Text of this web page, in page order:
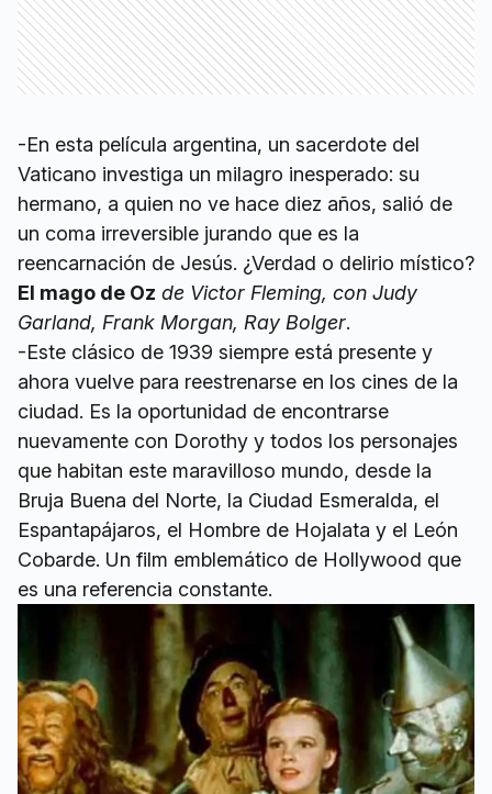
-En esta película argentina, un sacerdote del
Vaticano investiga un milagro inesperado: su
hermano, a quien no ve hace diez años, salió de
un coma irreversible jurando que es la
reencarnación de Jesús. ¿Verdad o delirio místico?
El mago de Oz de Victor Fleming, con Judy
Garland, Frank Morgan, Ray Bolger.
-Este clásico de 1939 siempre está presente y
ahora vuelve para reestrenarse en los cines de la
ciudad. Es la oportunidad de encontrarse
nuevamente con Dorothy y todos los personajes
que habitan este maravilloso mundo, desde la
Bruja Buena del Norte, la Ciudad Esmeralda, el
Espantapájaros, el Hombre de Hojalata y el León
Cobarde. Un film emblemático de Hollywood que
es una referencia constante.